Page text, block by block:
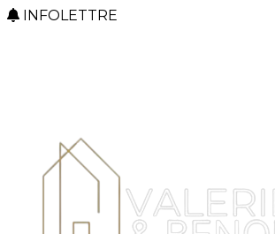
INFOLETTRE